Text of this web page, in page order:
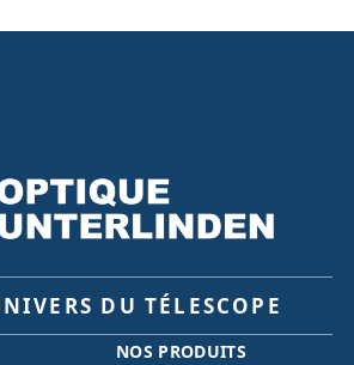
DU TÉLESCOPE
NOS PRODUITS